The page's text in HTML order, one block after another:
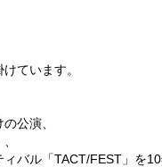
ています。
公演、
バル「TACT/FEST」を10